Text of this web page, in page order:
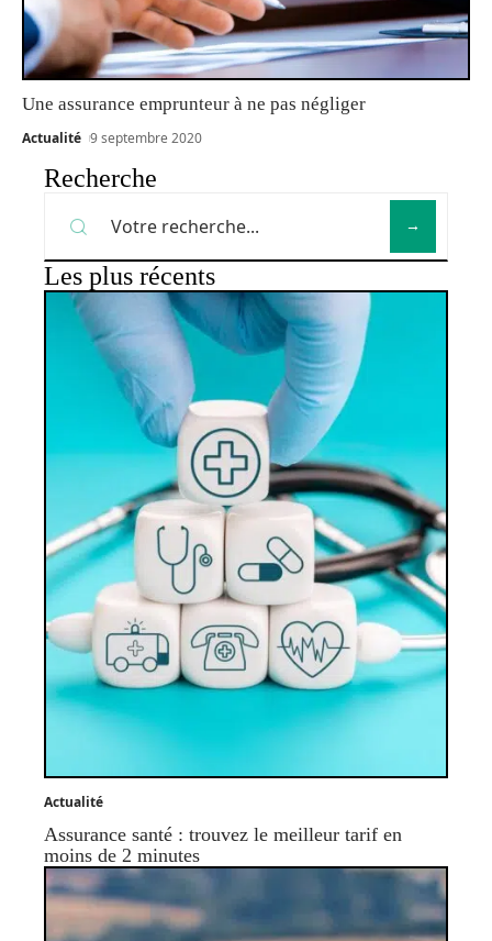
Une assurance emprunteur à ne pas négliger
Actualité 9 septembre 2020
Recherche
Les plus récents
Actualité
Assurance santé : trouvez le meilleur tarif en
moins de 2 minutes